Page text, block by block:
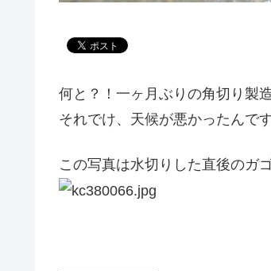
何と？！一ヶ月ぶりの角切り製
それでけ、天候が悪かったんで
この写真は水切りした直後のガ